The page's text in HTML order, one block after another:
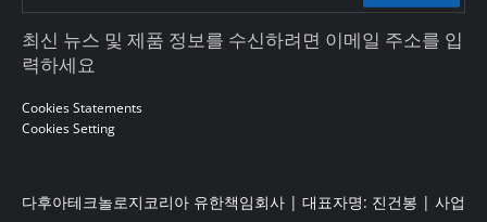
최신 뉴스 및 제품 정보를 수신하려면 이메일 주소를 입
력하세요
Cookies Statements
Cookies Setting
다후아테크놀로지코리아 유한책임회사 | 대표자명: 진건봉 | 사업